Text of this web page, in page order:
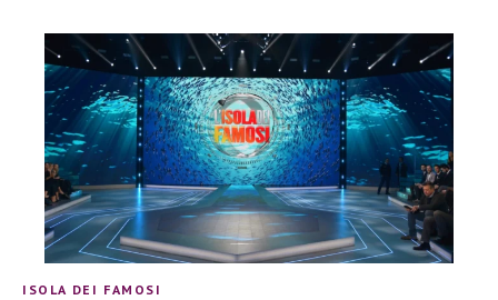
ISOLA DEI FAMOSI